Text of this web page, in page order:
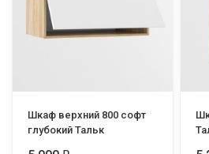
Шкаф верхний 800 софт
глубокий Тальк